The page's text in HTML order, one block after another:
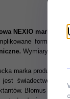
NEXIO marki
formy
Wymiary: 24 x
marka produktów
jest świadectwem
Blomus to